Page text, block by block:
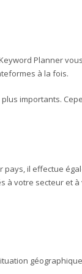
Planner
à la fois.
importants.
il effectue
à votre secteur et
géographique